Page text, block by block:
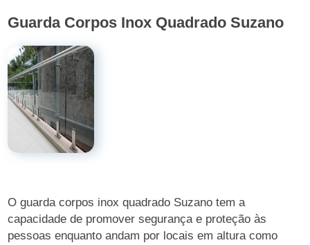
Guarda Corpos Inox Quadrado Suzano
O guarda corpos inox quadrado Suzano tem a
capacidade de promover segurança e proteção às
pessoas enquanto andam por locais em altura como